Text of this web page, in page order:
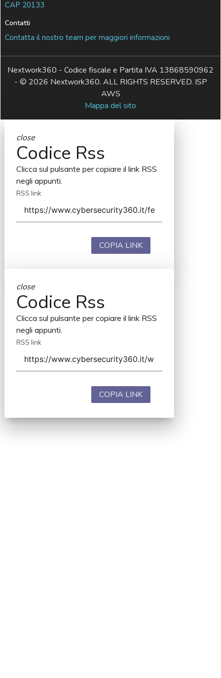
CAP 20133
Contatti
Contatta il nostro team per maggiori informazioni
Nextwork360 - Codice fiscale e Partita IVA 13868590962
- © 2026 Nextwork360. ALL RIGHTS RESERVED. ISP
AWS
Mappa del sito
close
Codice Rss
Clicca sul pulsante per copiare il link RSS
negli appunti.
RSS link
COPIA LINK
close
Codice Rss
Clicca sul pulsante per copiare il link RSS
negli appunti.
RSS link
COPIA LINK